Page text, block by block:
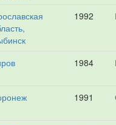
1992
1984
1991